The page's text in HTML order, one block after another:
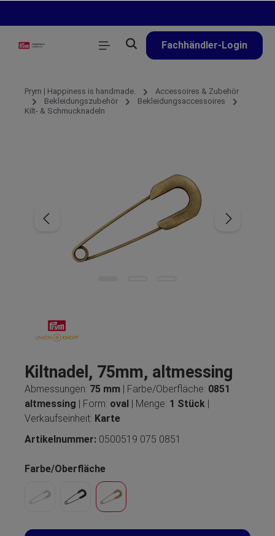
Fachhändler-Login
Prym | Happiness is handmade.
Accessoires & Zubehör
Bekleidungszubehör
Bekleidungsaccessoires
Kilt- & Schmucknadeln
Kiltnadel, 75mm, altmessing
Abmessungen: 75 mm | Farbe/Oberfläche: 0851
altmessing | Form: oval | Menge: 1 Stück |
Verkaufseinheit: Karte
Artikelnummer: 0500519 075 0851
Farbe/Oberfläche